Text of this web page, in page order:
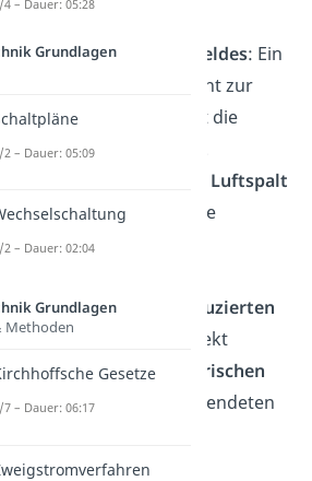
Richtung des
Magnetfeldes: Ein
senkrecht zur
Bremsscheibe, erzeugt die
größteBremswirkung
Luftspalt
verringert die maximale
Bremswirkung
Bremsscheibe: Die
induzierten
Wirbelströme
sind direkt
proportional zur
elektrischen
Leitfähigkeit
des verwendeten
Geschwindigkeit
4 – Dauer: 05:28
Grundlagen
2 – Dauer: 05:09
2 – Dauer: 02:04
Grundlagen
Methoden
Gesetze
7 – Dauer: 06:17